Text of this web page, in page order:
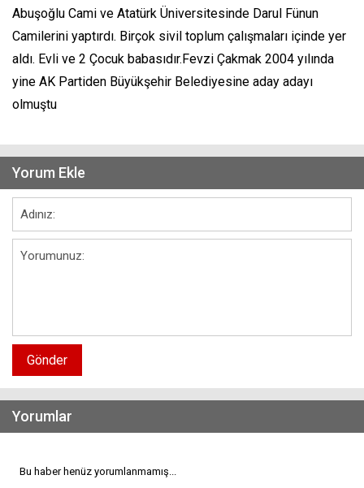
Abuşoğlu Cami ve Atatürk Üniversitesinde Darul Fünun
Camilerini yaptırdı. Birçok sivil toplum çalışmaları içinde yer
aldı. Evli ve 2 Çocuk babasıdır.Fevzi Çakmak 2004 yılında
yine AK Partiden Büyükşehir Belediyesine aday adayı
olmuştu
Yorum Ekle
Gönder
Yorumlar
Bu haber henüz yorumlanmamış...